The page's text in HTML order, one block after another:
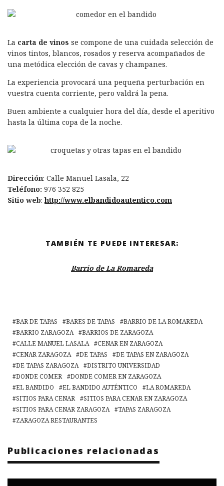
La carta de vinos se compone de una cuidada selección de
vinos tintos, blancos, rosados ​​y reserva acompañados de
una metódica elección de cavas y champanes.
La experiencia provocará una pequeña perturbación en
vuestra cuenta corriente, pero valdrá la pena.
Buen ambiente a cualquier hora del día, desde el aperitivo
hasta la última copa de la noche.
Dirección: Calle Manuel Lasala, 22
Teléfono: 976 352 825
Sitio web:http://www.elbandidoautentico.com
TAMBIÉN TE PUEDE INTERESAR:
Barrio de La Romareda
BAR DE TAPAS BARES DE TAPAS
BARRIO DE LA ROMAREDA
BARRIO ZARAGOZA
BARRIOS DE ZARAGOZA
CALLE MANUEL LASALA
CENAR EN ZARAGOZA
CENAR ZARAGOZA
DE TAPAS
DE TAPAS EN ZARAGOZA
DE TAPAS ZARAGOZA
DISTRITO UNIVERSIDAD
DONDE COMER
DONDE COMER EN ZARAGOZA
EL BANDIDO
EL BANDIDO AUTÉNTICO
LA ROMAREDA
SITIOS PARA CENAR
SITIOS PARA CENAR EN ZARAGOZA
SITIOS PARA CENAR ZARAGOZA
TAPAS ZARAGOZA
ZARAGOZA RESTAURANTES
Publicaciones relacionadas